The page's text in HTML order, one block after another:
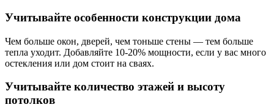
Учитывайте особенности конструкции дома
Чем больше окон, дверей, чем тоньше стены — тем больше
тепла уходит. Добавляйте 10-20% мощности, если у вас много
остекления или дом стоит на сваях.
Учитывайте количество этажей и высоту
потолков